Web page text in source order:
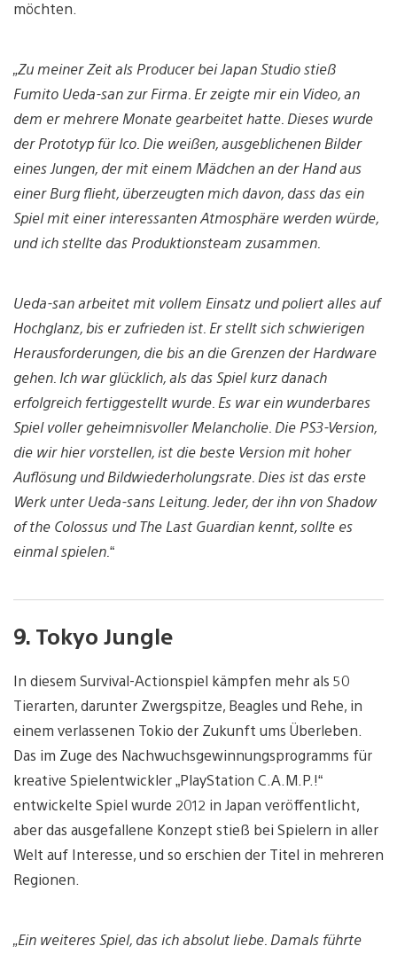
möchten.
„Zu meiner Zeit als Producer bei Japan Studio stieß
Fumito Ueda-san zur Firma. Er zeigte mir ein Video, an
dem er mehrere Monate gearbeitet hatte. Dieses wurde
der Prototyp für Ico. Die weißen, ausgeblichenen Bilder
eines Jungen, der mit einem Mädchen an der Hand aus
einer Burg flieht, überzeugten mich davon, dass das ein
Spiel mit einer interessanten Atmosphäre werden würde,
und ich stellte das Produktionsteam zusammen.
Ueda-san arbeitet mit vollem Einsatz und poliert alles auf
Hochglanz, bis er zufrieden ist. Er stellt sich schwierigen
Herausforderungen, die bis an die Grenzen der Hardware
gehen. Ich war glücklich, als das Spiel kurz danach
erfolgreich fertiggestellt wurde. Es war ein wunderbares
Spiel voller geheimnisvoller Melancholie. Die PS3-Version,
die wir hier vorstellen, ist die beste Version mit hoher
Auflösung und Bildwiederholungsrate. Dies ist das erste
Werk unter Ueda-sans Leitung. Jeder, der ihn von Shadow
of the Colossus und The Last Guardian kennt, sollte es
einmal spielen.“
9. Tokyo Jungle
In diesem Survival-Actionspiel kämpfen mehr als 50
Tierarten, darunter Zwergspitze, Beagles und Rehe, in
einem verlassenen Tokio der Zukunft ums Überleben.
Das im Zuge des Nachwuchsgewinnungsprogramms für
kreative Spielentwickler „PlayStation C.A.M.P.!“
entwickelte Spiel wurde 2012 in Japan veröffentlicht,
aber das ausgefallene Konzept stieß bei Spielern in aller
Welt auf Interesse, und so erschien der Titel in mehreren
Regionen.
„Ein weiteres Spiel, das ich absolut liebe. Damals führte